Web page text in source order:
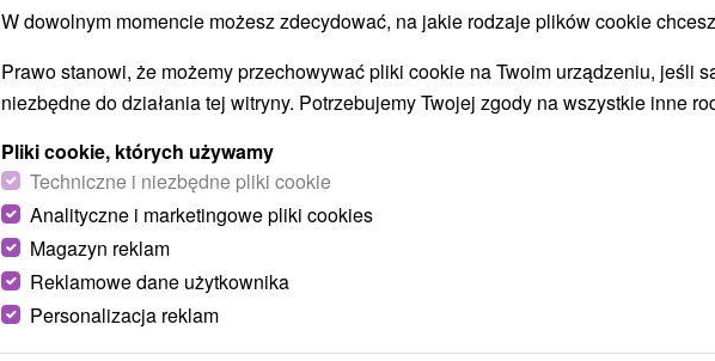
MEDICAL GOLD: Pobyt
uzdrawiający i relaksujący dla ciała
i duszy
Uzdrowisko Dudince
Pełne Wyżywienie
Pobyt dla osób, które chcą połączyć opiekę
W dowolnym momencie możesz zdecydować, na jakie rodzaje plików cookie
Prawo stanowi, że możemy przechowywać pliki cookie na Twoim urządzeniu, jeśli
niezbędne do działania tej witryny. Potrzebujemy Twojej zgody na wszystkie inne
Pliki cookie, których używamy
Techniczne i niezbędne pliki cookie
Analityczne i marketingowe pliki cookies
Magazyn reklam
Reklamowe dane użytkownika
Personalizacja reklam